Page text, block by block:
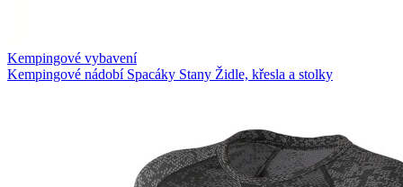
Kempingové vybavení
Kempingové nádobí Spacáky Stany Židle, křesla a stolky